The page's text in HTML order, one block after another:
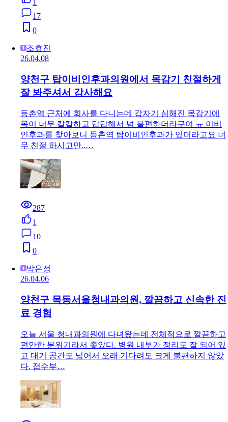
17
0
조효진
26.04.08
양천구 탑이비인후과의원에서 목감기 친절하게
잘 봐주셔서 감사해요
등촌역 근처에 회사를 다니는데 갑자기 심해진 목감기에
목이 너무 칼칼하고 답답해서 넘 불편하더라구여 ㅠ 이비
인후과를 찾아보니 등촌역 탑이비인후과가 있더라고요 너
무 친절 하시고만..…
287
1
10
0
박은정
26.04.06
양천구 목동서울청내과의원, 깔끔하고 신속한 진
료 경험
오늘 서울 청내과의원에 다녀왔는데 전체적으로 깔끔하고
편안한 분위기라서 좋았다. 병원 내부가 정리도 잘 되어 있
고 대기 공간도 넓어서 오래 기다려도 크게 불편하지 않았
다. 접수부…